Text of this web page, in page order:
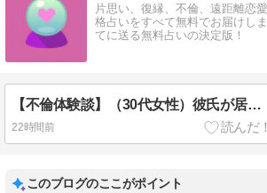
片思い、復縁、不倫、遠距離恋
格占いをすべて無料でお届けし
てに送る無料占いの決定版！
【不倫体験談】（30代女性）彼氏が居ながらも妻子持ちの課長と…
22時間前
このブログのここがポイント